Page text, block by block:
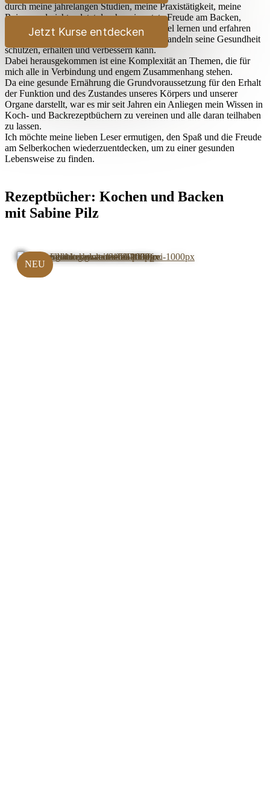
Jetzt Kurse entdecken
durch meine jahrelangen Studien, meine Praxistätigkeit, meine
Reisen und nicht zuletzt durch meine stete Freude am Backen,
Kochen und Ausprobieren habe ich sehr viel lernen und erfahren
dürfen, wie der Mensch durch bewußtes Handeln seine Gesundheit
schützen, erhalten und verbessern kann.
Dabei herausgekommen ist eine Komplexität an Themen, die für
mich alle in Verbindung und engem Zusammenhang stehen.
Da eine gesunde Ernährung die Grundvoraussetzung für den Erhalt
der Funktion und des Zustandes unseres Körpers und unserer
Organe darstellt, war es mir seit Jahren ein Anliegen mein Wissen in
Koch- und Backrezeptbüchern zu vereinen und alle daran teilhaben
zu lassen.
Ich möchte meine lieben Leser ermutigen, den Spaß und die Freude
am Selberkochen wiederzuentdecken, um zu einer gesunden
Lebensweise zu finden.
Rezeptbücher: Kochen und Backen
mit Sabine Pilz
NEU